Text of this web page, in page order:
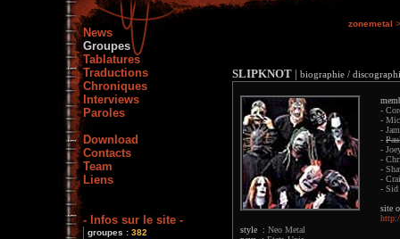
News
Groupes
Tablatures
Traductions
Chroniques
Interviews
Paroles
Download
Contacts
Team
Liens
- Infos sur le site -
groupes : 382
zonemetal >
SLIPKNOT | biographie /
style : Neo Metal
-
- Mic
-
-
-
-
-
-
- Sid
site